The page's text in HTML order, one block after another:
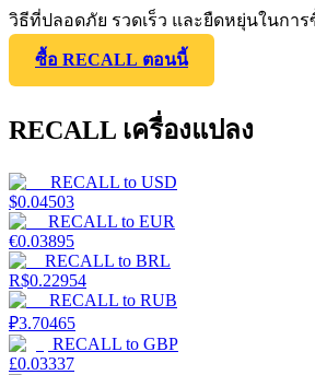
วิธีที่ปลอดภัย รวดเร็ว และยืดหยุ่นในการ
ซื้อ RECALL ตอนนี้
RECALL เครื่องแปลง
RECALL to USD
$0.04503
RECALL to EUR
€0.03895
RECALL to BRL
R$0.22954
RECALL to RUB
₽3.70465
RECALL to GBP
£0.03337